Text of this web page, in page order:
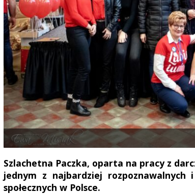
Szlachetna Paczka, oparta na pracy z
jednym z najbardziej rozpoznawalnych
społecznych w Polsce.